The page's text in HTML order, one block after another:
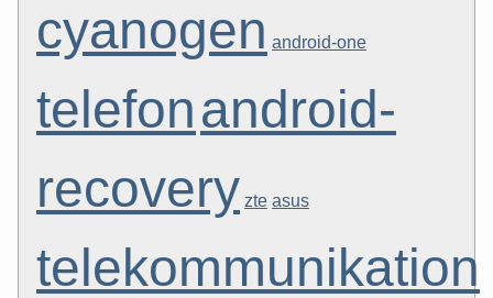
cyanogen android-one
telefonandroid-
recovery zte asus
telekommunikation